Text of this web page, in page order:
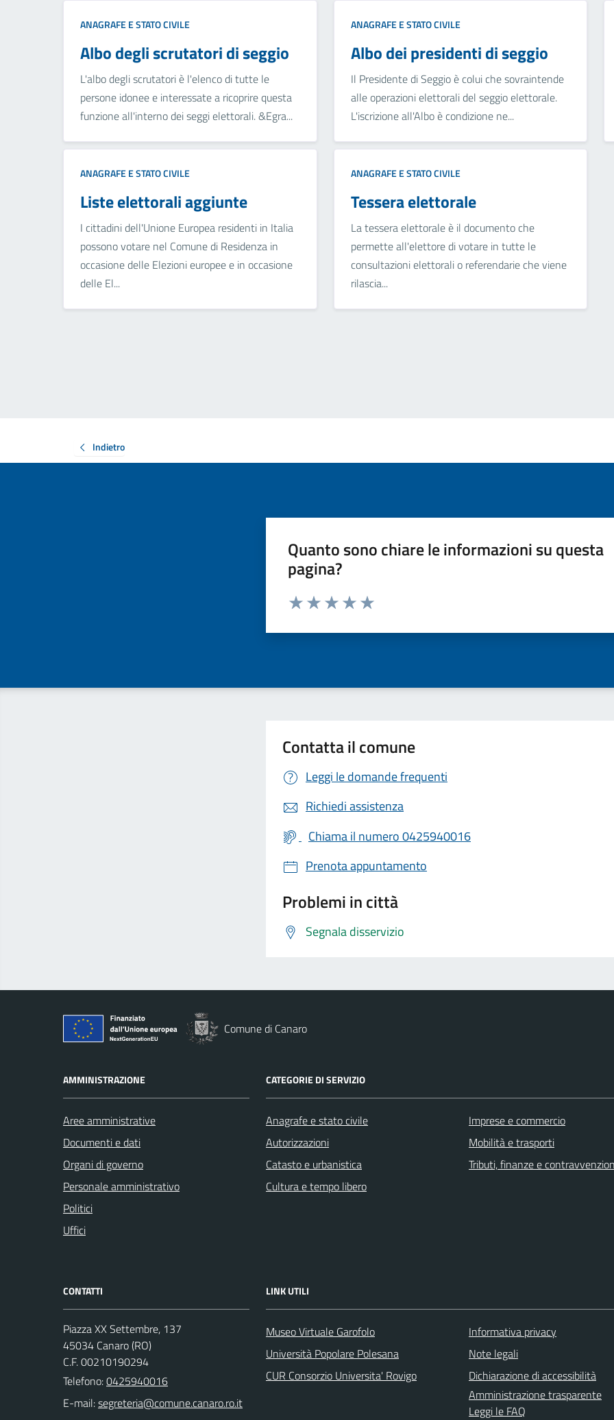
ANAGRAFE E STATO CIVILE
Albo degli scrutatori di seggio
L'albo degli scrutatori è l'elenco di tutte le
persone idonee e interessate a ricoprire questa
funzione all'interno dei seggi elettorali. &Egra...
ANAGRAFE E STATO CIVILE
Albo dei presidenti di seggio
Il Presidente di Seggio è colui che sovraintende
alle operazioni elettorali del seggio elettorale.
L'iscrizione all'Albo è condizione ne...
ANAGRAFE E STATO CIVILE
Liste elettorali aggiunte
I cittadini dell'Unione Europea residenti in Italia
possono votare nel Comune di Residenza in
occasione delle Elezioni europee e in occasione
delle El...
ANAGRAFE E STATO CIVILE
Tessera elettorale
La tessera elettorale è il documento che
permette all'elettore di votare in tutte le
consultazioni elettorali o referendarie che viene
rilascia...
Indietro
Quanto sono chiare le informazioni su questa
pagina?
Valuta da 1 a 5 stelle la pagina
Contatta il comune
Leggi le domande frequenti
Richiedi assistenza
Chiama il numero 0425940016
Prenota appuntamento
Problemi in città
Segnala disservizio
Comune di Canaro
AMMINISTRAZIONE
Aree amministrative
Documenti e dati
Organi di governo
Personale amministrativo
Politici
Uffici
CATEGORIE DI SERVIZIO
Anagrafe e stato civile
Autorizzazioni
Catasto e urbanistica
Cultura e tempo libero
Imprese e commercio
Mobilità e trasporti
Tributi, finanze e
CONTATTI
Piazza XX Settembre, 137
45034 Canaro (RO)
C.F. 00210190294
Telefono:0425940016
E-mail:
LINK UTILI
Museo Virtuale Garofolo
Università Popolare Polesana
CUR Consorzio Universita' Rovigo
Informativa privacy
Note legali
Dichiarazione di accessibilità
Amministrazione trasparente
Leggi le FAQ